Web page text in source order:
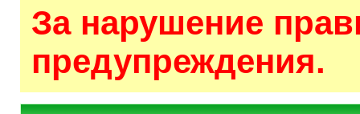
За нарушение
предупреждения.